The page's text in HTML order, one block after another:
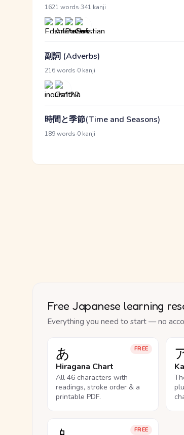
1621 words 341 kanji
副詞 (Adverbs)
216 words 0 kanji
時間と季節(Time and Seasons)
189 words 0 kanji
Free Japanese learning
Everything you need to start — no
FREE
あ
Hiragana Chart
All 46 characters with
readings, stroke order & a
printable PDF.
FREE